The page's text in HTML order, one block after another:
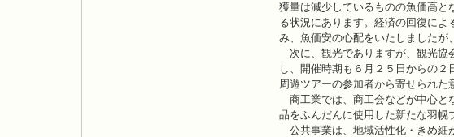
獲量は減少しているものの魚価高
る状況にあります。経済の回復に
み、魚価安の心配をいたしましたが
次に、観光でありますが、観光協
し、開催時期も６月２５日からの
周遊ツアーの参加者から寄せられた
商工業では、商工会などが中心と
品をふんだんに使用した新たな羽幌
公共事業は、地域活性化・きめ細